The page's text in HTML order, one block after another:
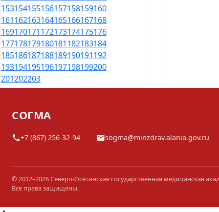
153154155156157158159160
161162163164165166167168
169170171172173174175176
177178179180181182183184
185186187188189190191192
193194195196197198199200
201202203
СОГМА
+7 (867) 256-32-94 sogma@minzdrav.alania.gov.ru
© 2012–2026 Северо-Осетинская государственная медицинская
Все права защищены.